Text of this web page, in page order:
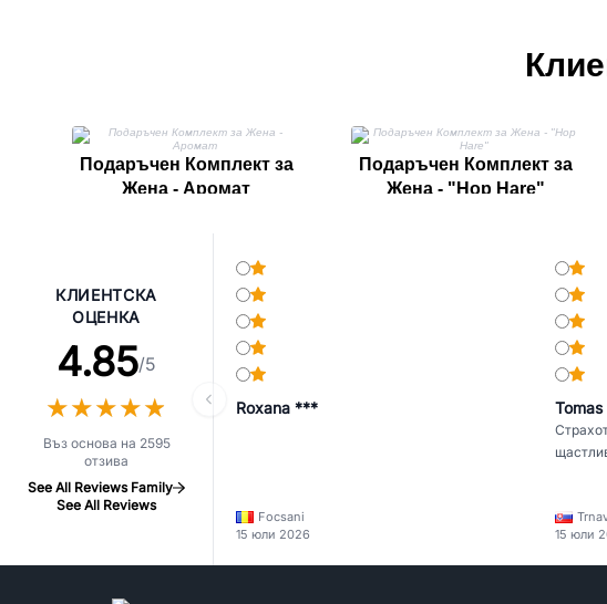
Подаръчен Комплект за
Жена - Аромат
Подаръчен Комплект за
Жена - "Hop Hare"
КЛИЕНТСКА
ОЦЕНКА
4.85/5
★★★★★
★★★★★
Въз основа на 2595
отзива
See All Reviews Family
See All Reviews
Roxana ***
Focsani
15 юли 2026
15 юли